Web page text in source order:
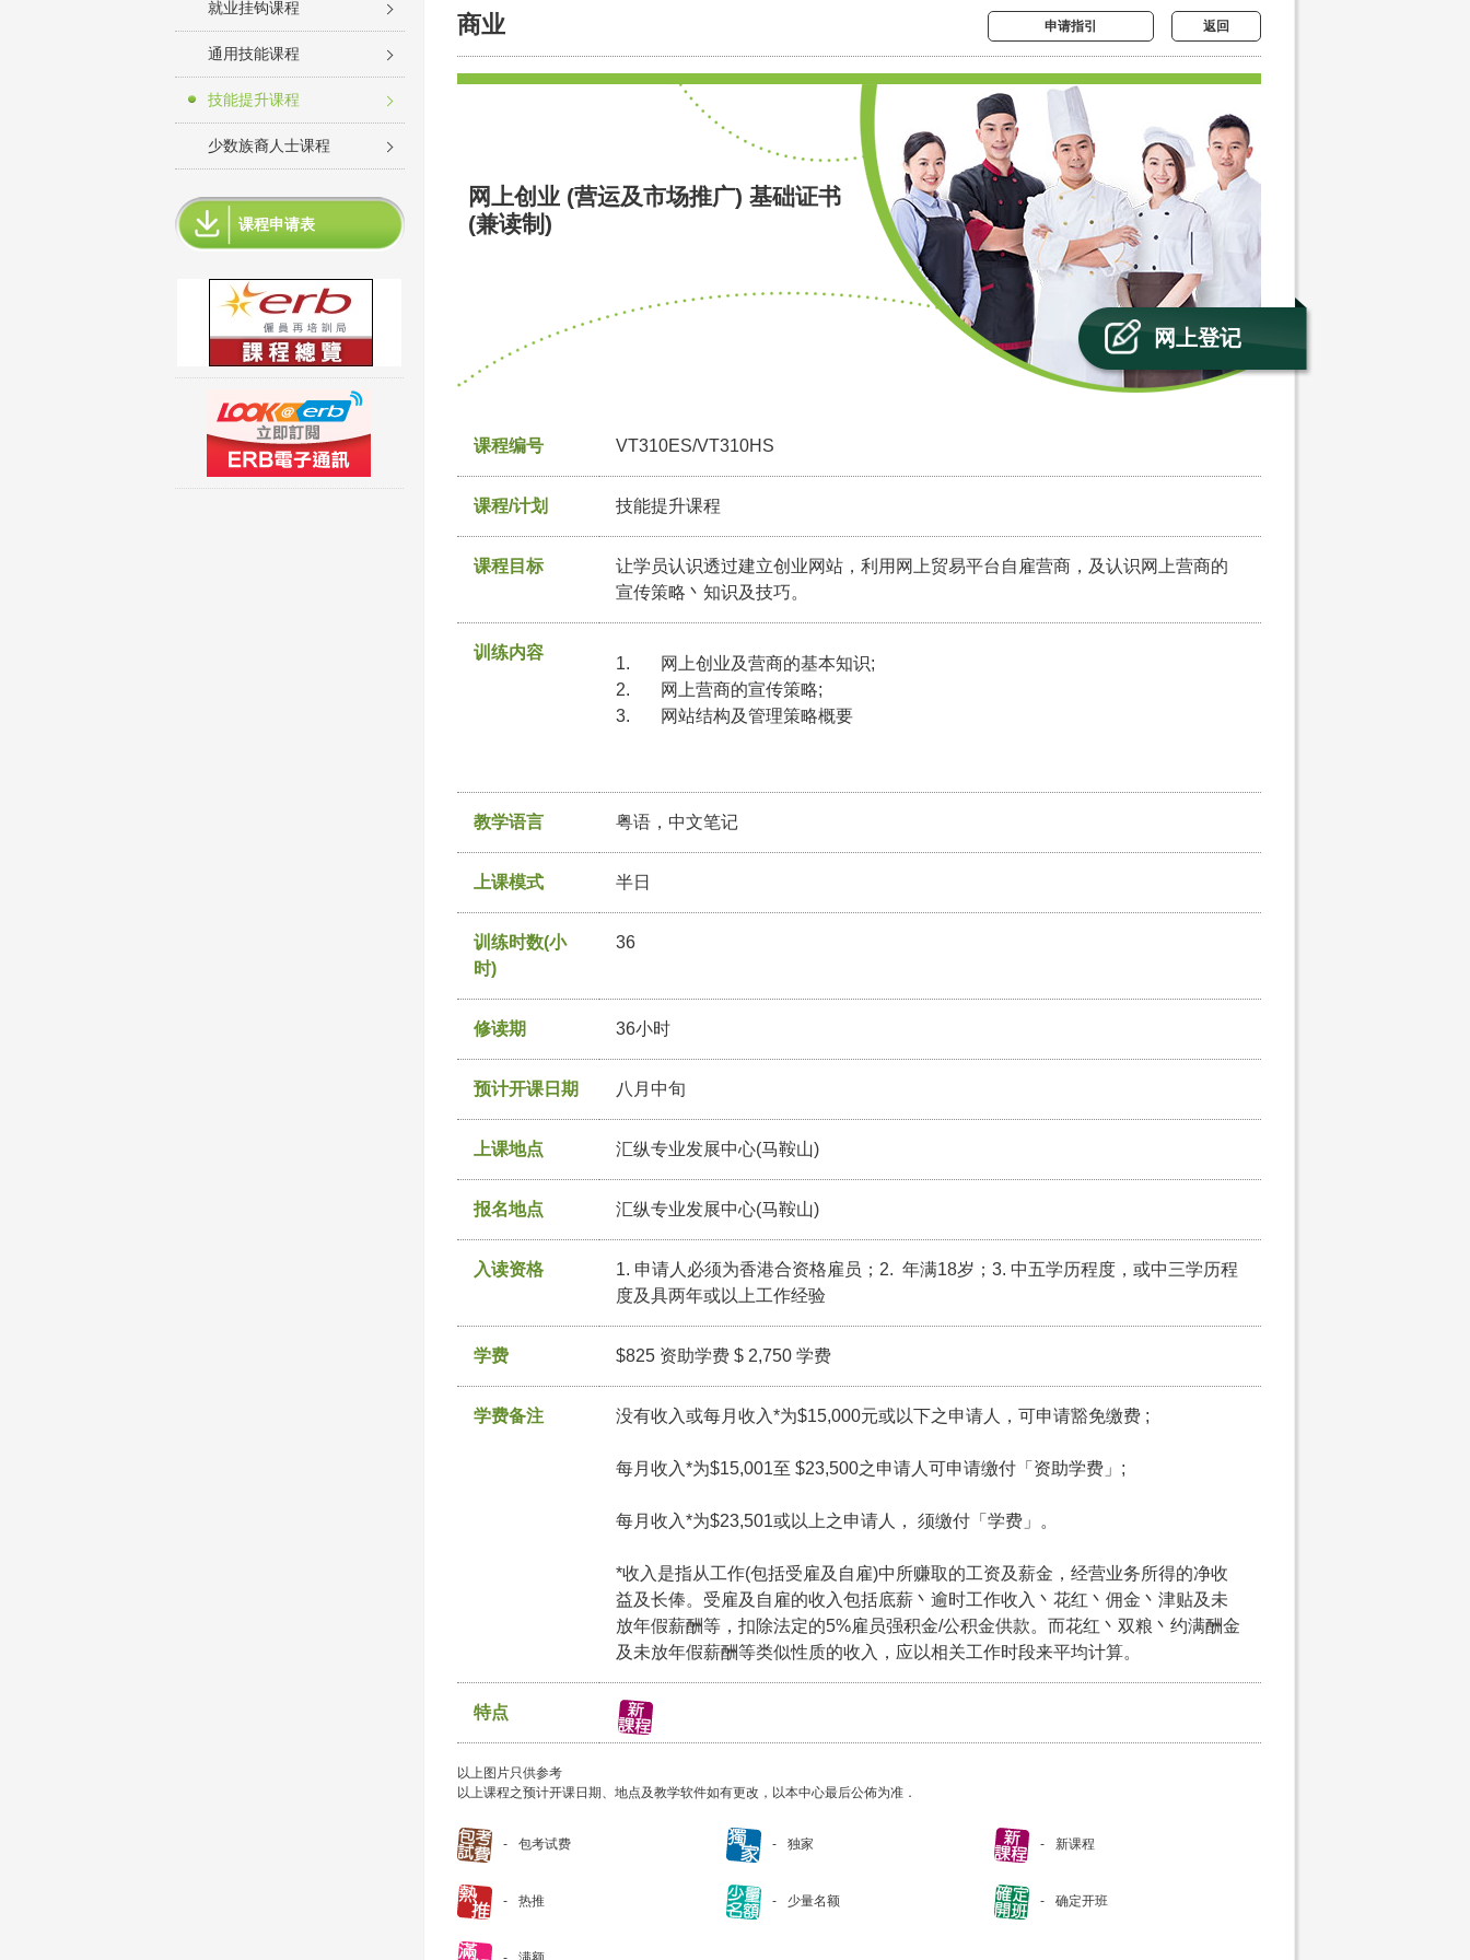
就业挂钩课程
通用技能课程
技能提升课程
少数族裔人士课程
课程申请表
商业 申请指引 返回
网上创业 (营运及市场推广) 基础证书
(兼读制)
网上登记
课程编号 VT310ES/VT310HS
课程/计划 技能提升课程
课程目标
让学员认识透过建立创业网站，利用网上贸易平台自雇营商，及认识网上营商的
宣传策略丶知识及技巧。
训练内容
1. 网上创业及营商的基本知识;
2. 网上营商的宣传策略;
3. 网站结构及管理策略概要
教学语言 粤语，中文笔记
上课模式 半日
训练时数(小
时)
36
修读期 36小时
预计开课日期 八月中旬
上课地点 汇纵专业发展中心(马鞍山)
报名地点 汇纵专业发展中心(马鞍山)
入读资格
1. 申请人必须为香港合资格雇员；2. 年满18岁；3. 中五学历程度，或中三学历程
度及具两年或以上工作经验
学费 $825 资助学费 $ 2,750 学费
学费备注 没有收入或每月收入*为$15,000元或以下之申请人，可申请豁免缴费 ;
每月收入*为$15,001至 $23,500之申请人可申请缴付「资助学费」;
每月收入*为$23,501或以上之申请人， 须缴付「学费」。
*收入是指从工作(包括受雇及自雇)中所赚取的工资及薪金，经营业务所得的净收
益及长俸。受雇及自雇的收入包括底薪丶逾时工作收入丶花红丶佣金丶津贴及未
放年假薪酬等，扣除法定的5%雇员强积金/公积金供款。而花红丶双粮丶约满酬金
及未放年假薪酬等类似性质的收入，应以相关工作时段来平均计算。
特点
以上图片只供参考
以上课程之预计开课日期、地点及教学软件如有更改，以本中心最后公佈为准．
包考试费 独家 新课程
热推 少量名额 确定开班